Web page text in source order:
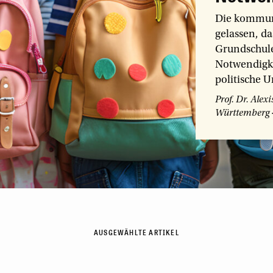
Die
gelassen,
politische
Prof. Dr.
Württemberg
AUSGEWÄHLTE ARTIKEL